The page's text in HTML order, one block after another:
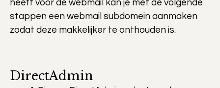
heeft voor de webmail kan je met de volgende
stappen een webmail subdomein aanmaken
zodat deze makkelijker te onthouden is.
DirectAdmin